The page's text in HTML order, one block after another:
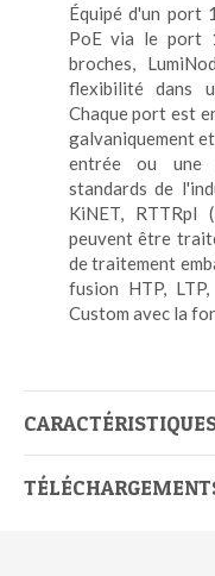
Équipé d'un port
PoE via le port
broches,
flexibilité dans
Chaque port est
galvaniquement
entrée ou une
standards de
KiNET, RTTRpl
peuvent être
de traitement
fusion HTP,
Custom avec la